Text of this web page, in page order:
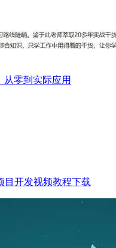
从零到实际应用
目开发视频教程下载